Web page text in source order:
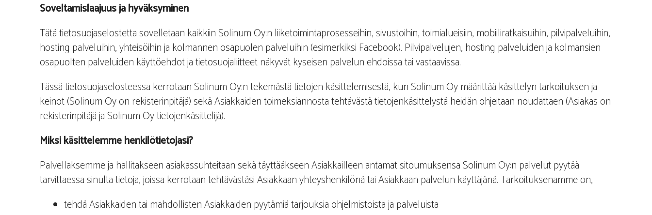
Soveltamislaajuus ja hyväksyminen
Tätä tietosuojaselostetta sovelletaan kaikkiin Solinum Oy:n liiketoimintaprosesseihin, sivustoihin, toimialueisiin, mobiiliratkaisuihin, pilvipalveluihin,
hosting palveluihin, yhteisöihin ja kolmannen osapuolen palveluihin (esimerkiksi Facebook). Pilvipalvelujen, hosting palveluiden ja kolmansien
osapuolten palveluiden käyttöehdot ja tietosuojaliitteet näkyvät kyseisen palvelun ehdoissa tai vastaavissa.
Tässä tietosuojaselosteessa kerrotaan Solinum Oy:n tekemästä tietojen käsittelemisestä, kun Solinum Oy määrittää käsittelyn tarkoituksen ja
keinot (Solinum Oy on rekisterinpitäjä) sekä Asiakkaiden toimeksiannosta tehtävästä tietojenkäsittelystä heidän ohjeitaan noudattaen (Asiakas on
rekisterinpitäjä ja Solinum Oy tietojenkäsittelijä).
Miksi käsittelemme henkilötietojasi?
Palvellaksemme ja hallitakseen asiakassuhteitaan sekä täyttääkseen Asiakkailleen antamat sitoumuksensa Solinum Oy:n palvelut pyytää
tarvittaessa sinulta tietoja, joissa kerrotaan tehtävästäsi Asiakkaan yhteyshenkilönä tai Asiakkaan palvelun käyttäjänä. Tarkoituksenamme on,
tehdä Asiakkaiden tai mahdollisten Asiakkaiden pyytämiä tarjouksia ohjelmistoista ja palveluista